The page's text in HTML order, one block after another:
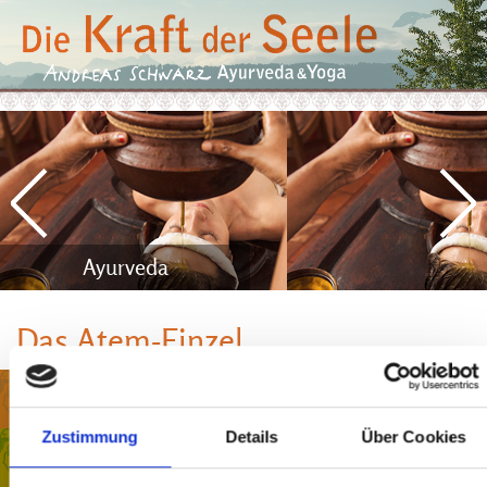
Zustimmung Details Über Cookies
Ayurveda
Das Atem-Einzel
Ausbildungen